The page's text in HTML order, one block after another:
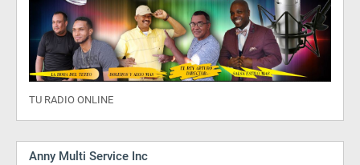
TU RADIO ONLINE
Anny Multi Service Inc